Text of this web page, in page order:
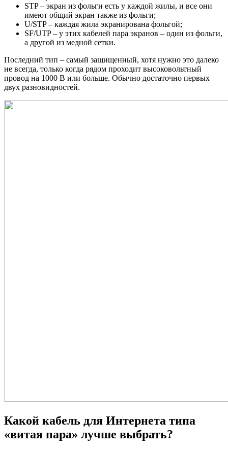
STP – экран из фольги есть у каждой жилы, и все они
имеют общий экран также из фольги;
U/STP – каждая жила экранирована фольгой;
SF/UTP – у этих кабелей пара экранов – один из фольги,
а другой из медной сетки.
Последний тип – самый защищенный, хотя нужно это далеко
не всегда, только когда рядом проходит высоковольтный
провод на 1000 В или больше. Обычно достаточно первых
двух разновидностей.
Какой кабель для Интернета типа
«витая пара» лучше выбрать?